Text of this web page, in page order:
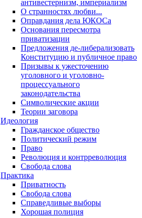
антивестернизм, империализм
О странностях любви...
Оправдания дела ЮКОСа
Основания пересмотра
приватизации
Предложения де-либерализовать
Конституцию и публичное право
Призывы к ужесточению
уголовного и уголовно-
процессуального
законодательства
Символические акции
Теории заговора
Идеология
Гражданское общество
Политический режим
Право
Революция и контрреволюция
Свобода слова
Практика
Приватность
Свобода слова
Справедливые выборы
Хорошая полиция